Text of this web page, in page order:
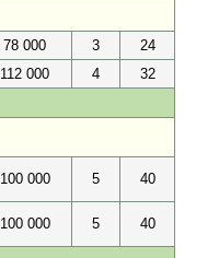
78 000 3
24
112 000 4 32
100 000 5 40
100 000 5 40